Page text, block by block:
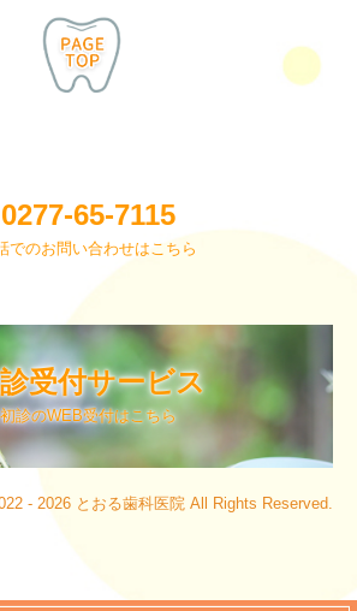
0277-65-7115
でのお問い合わせはこちら
受付サービス
初診のWEB受付はこちら
- 2026 とおる歯科医院 All Rights Reserved.